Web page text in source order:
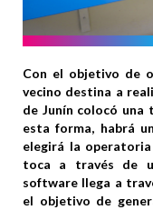
Con el objetivo de
vecino destina a
de Junín colocó una
esta forma, habrá
elegirá la
toca a través de
software llega a
el objetivo de